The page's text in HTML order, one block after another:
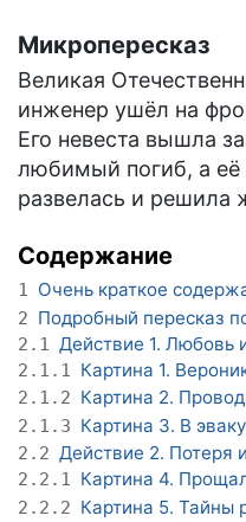
Микропересказ
Великая
инженер ушёл на
Его невеста вышла
любимый погиб, а её
развелась и решила
Содержание
1 Очень краткое
2 Подробный пересказ
2.1 Действие 1. Любовь
2.1.1 Картина 1.
2.1.2 Картина 2.
2.1.3 Картина 3. В
2.2 Действие 2. Потеря
2.2.1 Картина 4.
2.2.2 Картина 5. Тайны